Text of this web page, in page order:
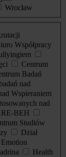
Wrocław
Współpracy
Centrum
Badań
nad
Wspieraniem
nad
BEH
Studiów
Dział
Emotion
Health